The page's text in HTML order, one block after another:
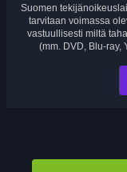
Suomen
tarvitaan voimassa
vastuullisesti miltä
(mm. DVD, Blu-ray,